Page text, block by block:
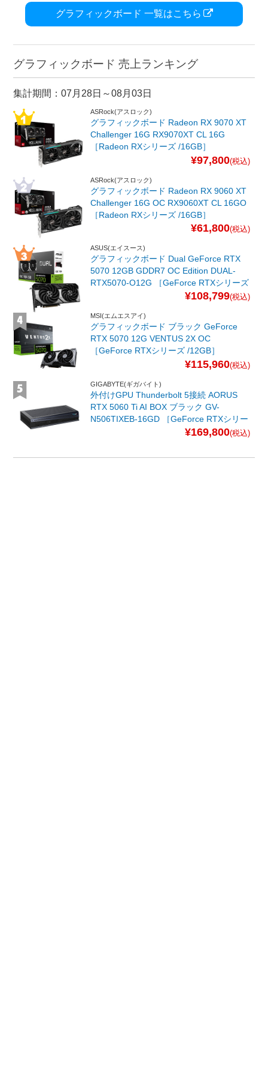
グラフィックボード 一覧はこちら
グラフィックボード 売上ランキング
集計期間：07月28日～08月03日
ASRock(アスロック)
グラフィックボード Radeon RX 9070 XT
Challenger 16G RX9070XT CL 16G
［Radeon RXシリーズ /16GB］
¥97,800(税込)
ASRock(アスロック)
グラフィックボード Radeon RX 9060 XT
Challenger 16G OC RX9060XT CL 16GO
［Radeon RXシリーズ /16GB］
¥61,800(税込)
ASUS(エイスース)
グラフィックボード Dual GeForce RTX
5070 12GB GDDR7 OC Edition DUAL-
RTX5070-O12G ［GeForce RTXシリーズ
¥108,799(税込)
MSI(エムエスアイ)
グラフィックボード ブラック GeForce
RTX 5070 12G VENTUS 2X OC
［GeForce RTXシリーズ /12GB］
¥115,960(税込)
GIGABYTE(ギガバイト)
外付けGPU Thunderbolt 5接続 AORUS
RTX 5060 Ti AI BOX ブラック GV-
N506TIXEB-16GD ［GeForce RTXシリー
¥169,800(税込)